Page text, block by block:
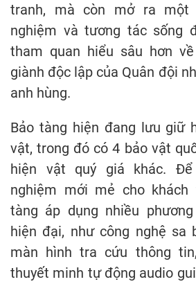
tranh, mà còn mở ra một
nghiệm và tương tác sống
tham quan hiểu sâu hơn
giành độc lập của Quân đội
anh hùng.
Bảo tàng hiện đang lưu giữ
vật, trong đó có 4 bảo vật
hiện vật quý giá khác.
nghiệm mới mẻ cho khách
tàng áp dụng nhiều
hiện đại, như công nghệ sa
màn hình tra cứu thông
thuyết minh tự động audio